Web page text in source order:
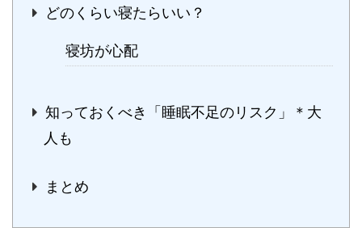
どのくらい寝たらいい？
寝坊が心配
知っておくべき「睡眠不足のリスク」＊大
人も
まとめ